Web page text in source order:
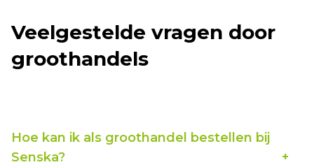
Veelgestelde vragen door
groothandels
Hoe kan ik als groothandel bestellen bij
Senska?